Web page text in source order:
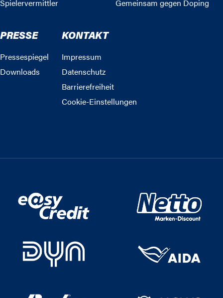
Spielervermittler
Gemeinsam gegen Doping
PRESSE
Pressespiegel
Downloads
KONTAKT
Impressum
Datenschutz
Barrierefreiheit
Cookie-Einstellungen